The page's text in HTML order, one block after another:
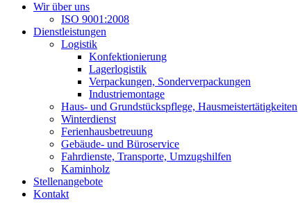
Wir über uns
ISO 9001:2008
Dienstleistungen
Logistik
Konfektionierung
Lagerlogistik
Verpackungen, Sonderverpackungen
Industriemontage
Haus- und Grundstückspflege, Hausmeistertätigkeiten
Winterdienst
Ferienhausbetreuung
Gebäude- und Büroservice
Fahrdienste, Transporte, Umzugshilfen
Kaminholz
Stellenangebote
Kontakt